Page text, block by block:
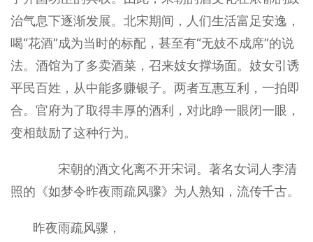
治气息下逐渐发展。北宋期间，人们生活富足安逸，
喝“花酒”成为当时的标配，甚至有“无妓不成席”的说
法。酒馆为了多卖酒菜，召来妓女撑场面。妓女引诱
平民百姓，从中能多赚银子。两者互惠互利，一拍即
合。官府为了取得丰厚的酒利，对此睁一眼闭一眼，
变相鼓励了这种行为。
宋朝的酒文化离不开宋词。著名女词人李清
照的《如梦令昨夜雨疏风骤》为人熟知，流传千古。
昨夜雨疏风骤，